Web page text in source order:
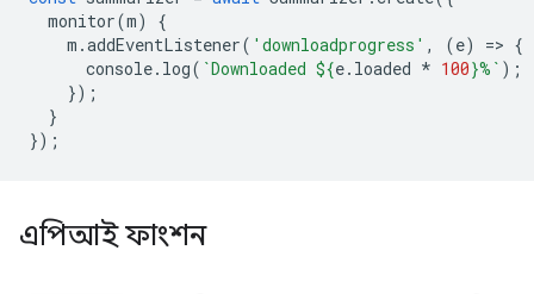
monitor(m)
{
m .addEventListener( 'downloadprogress' , (e) => {
console. log( `Downloaded ${e. loaded * 100}%` );
});
}
});
এপিআই ফাংশন